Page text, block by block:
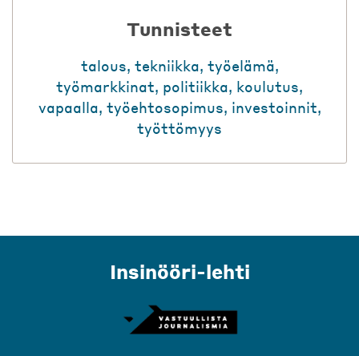
Tunnisteet
talous, tekniikka, työelämä,
työmarkkinat, politiikka, koulutus,
vapaalla, työehtosopimus, investoinnit,
työttömyys
Insinööri-lehti